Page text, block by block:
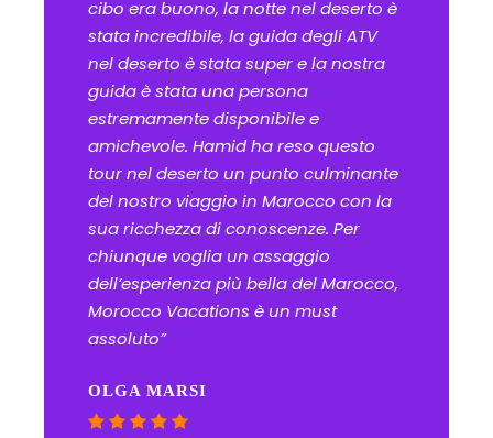
cibo era buono, la notte nel deserto è
stata incredibile, la guida degli ATV
nel deserto è stata super e la nostra
guida è stata una persona
estremamente disponibile e
amichevole. Hamid ha reso questo
tour nel deserto un punto culminante
del nostro viaggio in Marocco con la
sua ricchezza di conoscenze. Per
chiunque voglia un assaggio
dell’esperienza più bella del Marocco,
Morocco Vacations è un must
assoluto”
OLGA MARSI